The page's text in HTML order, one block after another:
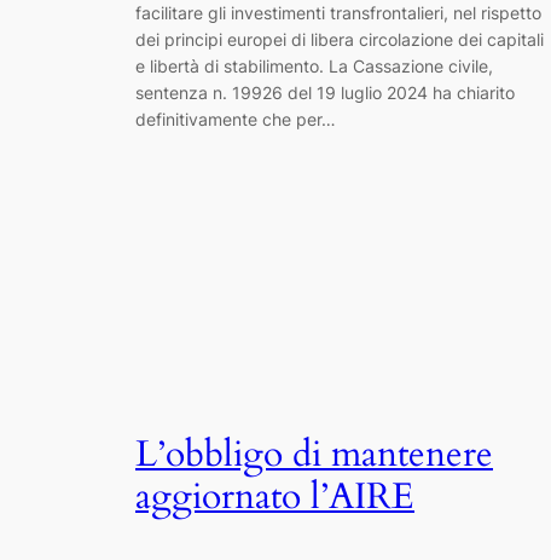
facilitare gli investimenti transfrontalieri, nel rispetto
dei principi europei di libera circolazione dei capitali
e libertà di stabilimento. La Cassazione civile,
sentenza n. 19926 del 19 luglio 2024 ha chiarito
definitivamente che per…
L’obbligo di mantenere
aggiornato l’AIRE